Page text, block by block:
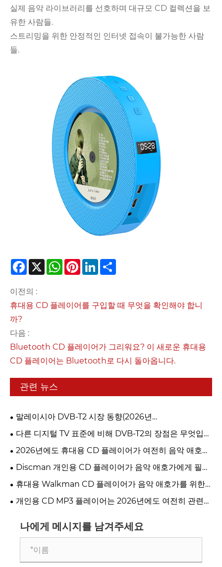
실제 음악 라이브러리를 선호하며 대규모 CD 컬렉션을 보
유한 사람들.
스트리밍을 위한 안정적인 인터넷 접속이 불가능한 사람
들.
Facebook
X WhatsApp
PinterestLinkedIn
이전의 :
휴대용 CD 플레이어를 구입할 때 무엇을 확인해야 합니
까?
다음 :
Bluetooth CD 플레이어가 그리워요? 이 새로운 휴대용
CD 플레이어는 Bluetooth로 다시 돌아옵니다.
관련 뉴스
말레이시아 DVB-T2 시장 동향(2026년
myFreeview/MYTV)
다른 디지털 TV 표준에 비해 DVB-T2의 장점은 무엇입니
까?
2026년에도 휴대용 CD 플레이어가 여전히 음악 애호가
를 위한 최고의 선택인 이유는 무엇입니까?
Discman 개인용 CD 플레이어가 음악 애호가에게 필수
품인 이유
휴대용 Walkman CD 플레이어가 음악 애호가를 위한
최고의 옵션인 이유
개인용 CD MP3 플레이어는 2026년에도 여전히 관련성
나에게 메시지를 남겨주세요